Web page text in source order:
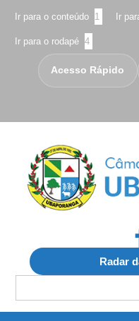
Ir para o conteúdo 1 Ir
Ir para o rodapé 4
Acesso Rápido
Radar
for: